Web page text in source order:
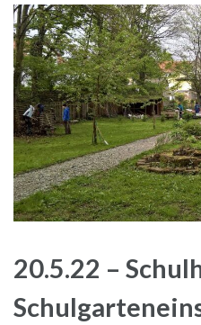
20.5.22 –